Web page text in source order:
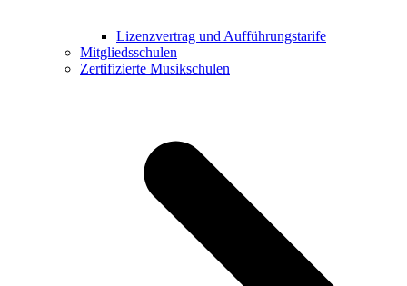
Lizenzvertrag und Aufführungstarife
Mitgliedsschulen
Zertifizierte Musikschulen